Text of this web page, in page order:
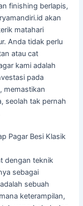
finishing berlapis,
akan
matahari
Anda tidak perlu
atau cat
kami adalah
pada
memastikan
seolah tak pernah
Pagar Besi Klasik
dengan teknik
sebagai
sebuah
keterampilan,